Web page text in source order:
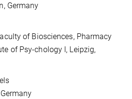
Germany
of Biosciences, Pharmacy
of Psy-chology I, Leipzig,